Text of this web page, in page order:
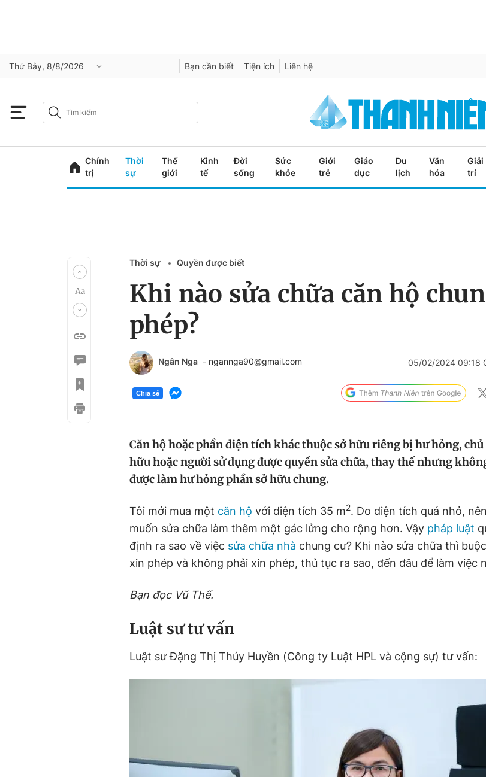
Thứ Bảy, 8/8/2026 Bạn cần biết Tiện ích Liên hệ
Chính
trị
Thời
sự
Thế
giới
Kinh
tế
Đời
sống
Sức
khỏe
Giới
trẻ
Giáo
dục
Du
lịch
Văn
hóa
Giải
trí
Thời sự Quyền được biết
Khi nào sửa chữa căn hộ
phép?
Ngân Nga - ngannga90@gmail.com 05/02/2024 09:18
Chia sẻ
Căn hộ hoặc phần diện tích khác thuộc sở hữu riêng bị hư hỏng, chủ
hữu hoặc người sử dụng được quyền sửa chữa, thay thế nhưng
được làm hư hỏng phần sở hữu chung.
Tôi mới mua một căn hộ với diện tích 35 m2. Do diện tích quá nhỏ,
muốn sửa chữa làm thêm một gác lửng cho rộng hơn. Vậy pháp luật
định ra sao về việc sửa chữa nhà chung cư? Khi nào sửa chữa thì
xin phép và không phải xin phép, thủ tục ra sao, đến đâu để làm việc
Bạn đọc Vũ Thế.
Luật sư tư vấn
Luật sư Đặng Thị Thúy Huyền (Công ty Luật HPL và cộng sự) tư vấn: